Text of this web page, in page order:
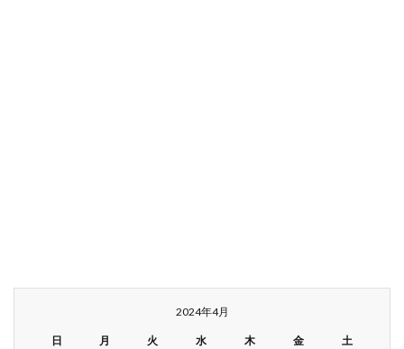
2024年4月
日 月 火 水 木 金 土